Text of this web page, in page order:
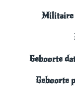
Militaire
Geboorte
Geboorte